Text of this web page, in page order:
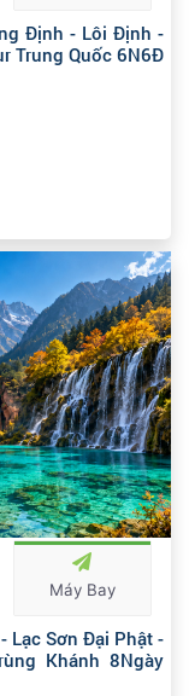
Định - Lôi Định -
Trung Quốc 6N6Đ
Máy Bay
Lạc Sơn Đại Phật -
Khánh 8Ngày